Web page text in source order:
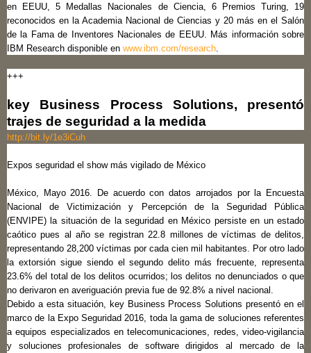
en EEUU, 5 Medallas Nacionales de Ciencia, 6 Premios Turing, 19
reconocidos en la Academia Nacional de Ciencias y 20 más en el Salón
de la Fama de Inventores Nacionales de EEUU. Más información sobre
IBM Research disponible en www.ibm.com/research
+++
key Business Process Solutions, presentó
trajes de seguridad a la medida
http://bit.ly/1e3iCuh
Expos seguridad el show más vigilado de México
México, Mayo 2016. De acuerdo con datos arrojados por la Encuesta
Nacional de Victimización y Percepción de la Seguridad Pública
(ENVIPE) la situación de la seguridad en México persiste en un estado
caótico pues al año se registran 22.8 millones de víctimas de delitos,
representando 28,200 víctimas por cada cien mil habitantes. Por otro lado
la extorsión sigue siendo el segundo delito más frecuente, representa
23.6% del total de los delitos ocurridos; los delitos no denunciados o que
no derivaron en averiguación previa fue de 92.8% a nivel nacional.
Debido a esta situación, key Business Process Solutions presentó en el
marco de la Expo Seguridad 2016, toda la gama de soluciones referentes
a equipos especializados en telecomunicaciones, redes, video-vigilancia
y soluciones profesionales de software dirigidos al mercado de la